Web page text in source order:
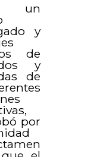
un
y
de
y
de
por